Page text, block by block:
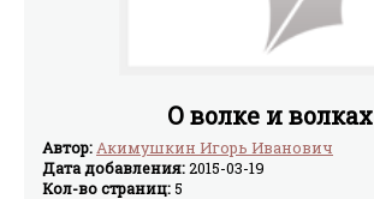
О волке и волках
Автор: Акимушкин Игорь Иванович
Дата добавления:2015-03-19
Кол-во страниц: 5